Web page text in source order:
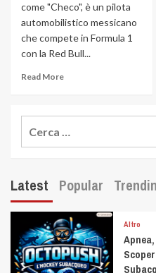
come "Checo", è un pilota
automobilistico messicano
che compete in Formula 1
con la Red Bull...
Read More
Latest Popular
Altro